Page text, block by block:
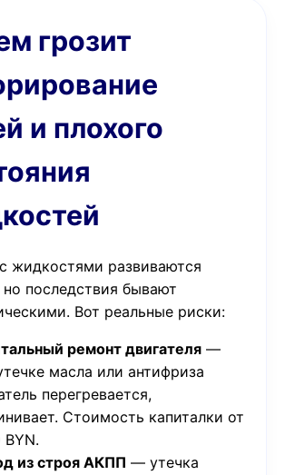
грозит
и плохого
жидкостями развиваются
но последствия бывают
Вот реальные риски:
ремонт двигателя —
масла или антифриза
перегревается,
Стоимость капиталки от
из строя АКПП — утечка